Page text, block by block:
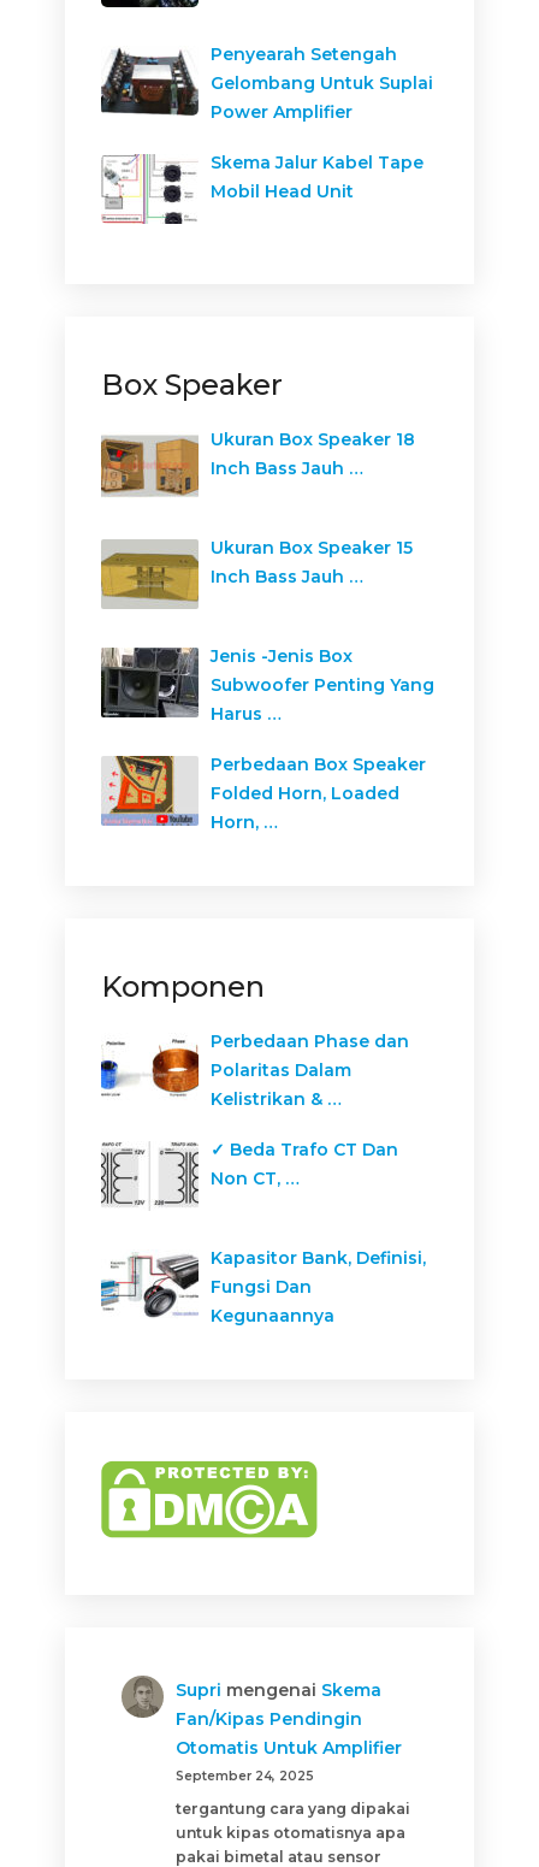
Penyearah Setengah
Gelombang Untuk Suplai
Power Amplifier
Skema Jalur Kabel Tape
Mobil Head Unit
Box Speaker
Ukuran Box Speaker 18
Inch Bass Jauh …
Ukuran Box Speaker 15
Inch Bass Jauh …
Jenis -Jenis Box
Subwoofer Penting Yang
Harus …
Perbedaan Box Speaker
Folded Horn, Loaded
Horn, …
Komponen
Perbedaan Phase dan
Polaritas Dalam
Kelistrikan & …
✓ Beda Trafo CT Dan
Non CT, …
Kapasitor Bank, Definisi,
Fungsi Dan
Kegunaannya
Supri mengenai Skema
Fan/Kipas Pendingin
Otomatis Untuk Amplifier
September 24, 2025
tergantung cara yang dipakai
untuk kipas otomatisnya apa
pakai bimetal atau sensor